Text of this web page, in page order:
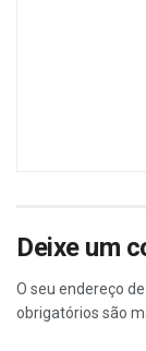
Deixe um
O seu endereço
obrigatórios são